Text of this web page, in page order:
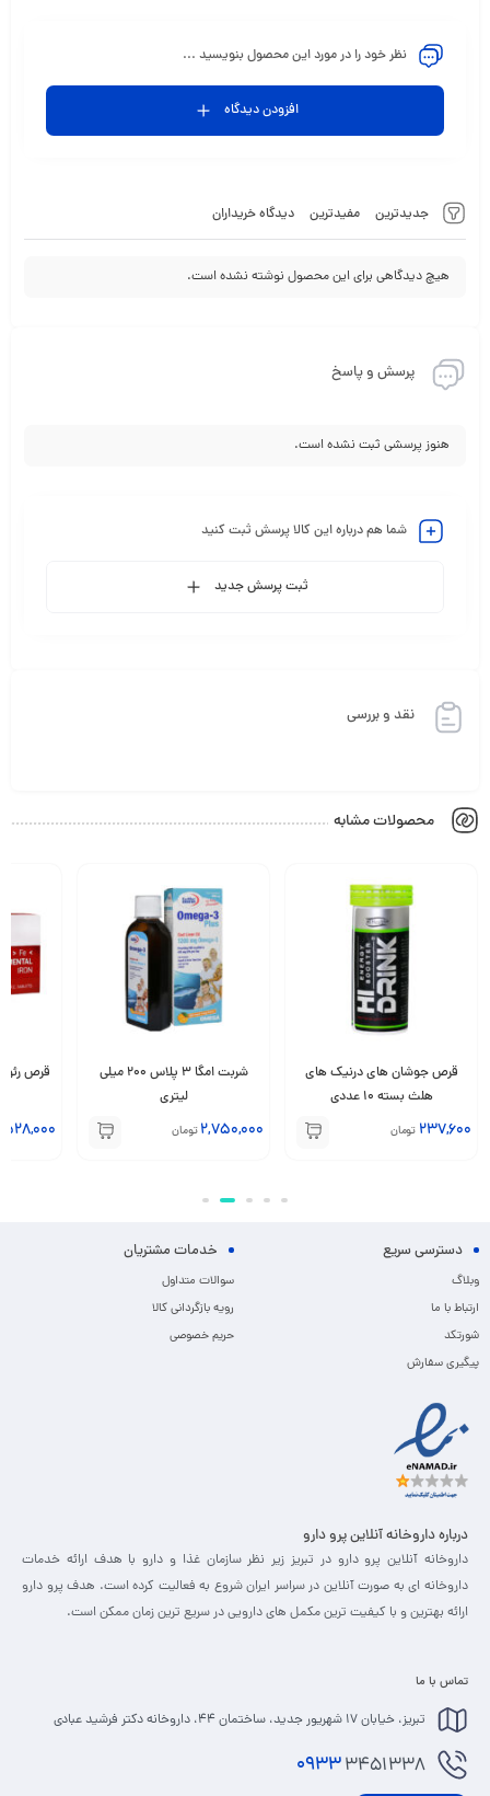
جدیدترین مفیدترین دیدگاه خریداران
هیچ دیدگاهی برای این محصول نوشته نشده است.
نظر خود را در مورد این محصول بنویسید ...
افزودن دیدگاه
پرسش و پاسخ
هنوز پرسشی ثبت نشده است.
شما هم درباره این کالا پرسش ثبت کنید
ثبت پرسش جدید
نقد و بررسی
محصولات مشابه
قرص جوشان های درنیک های
هلث بسته 10 عددی
237,600 تومان
شربت امگا 3 پلاس 200 میلی
لیتری
2,750,000 تومان 528,000
دسترسی سریع
وبلاگ
ارتباط با ما
شورتکد
پیگیری سفارش
خدمات مشتریان
سوالات متداول
رویه بازگردانی کالا
حریم خصوصی
درباره داروخانه آنلاین پرو دارو
داروخانه آنلاین پرو دارو در تبریز زیر نظر سازمان غذا و دارو با هدف ارائه خدمات
داروخانه ای به صورت آنلاین در سراسر ایران شروع به فعالیت کرده است. هدف پرو دارو
ارائه بهترین و با کیفیت ترین مکمل های دارویی در سریع ترین زمان ممکن است.
تماس با ما
تبریز، خیابان 17 شهریور جدید، ساختمان 44، داروخانه دکتر فرشید عبادی
09333451338